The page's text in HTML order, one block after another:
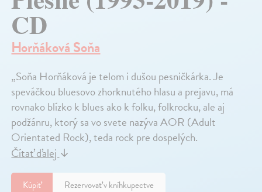
CD
Horňáková Soňa
„Soňa Horňáková je telom i dušou pesničkárka. Je
speváčkou bluesovo zhorknutého hlasu a prejavu, má
rovnako blízko k blues ako k folku, folkrocku, ale aj
podžánru, ktorý sa vo svete nazýva AOR (Adult
Orientated Rock), teda rock pre dospelých.
Čítať ďalej ↓
Kúpiť Rezervovať v kníhkupectve